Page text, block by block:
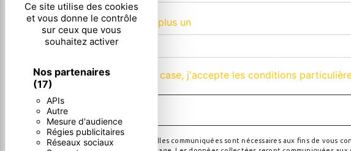
Ce site utilise des cookies
et vous donne le contrôle
sur ceux que vous
souhaitez activer
Nos partenaires
(17)
APIs
Autre
Mesure d'audience
Régies publicitaires
Réseaux sociaux
Combien font deux plus un
En cochant cette case, j'accepte les conditions
** Les données personnelles communiquées sont nécessaires aux fins de vous